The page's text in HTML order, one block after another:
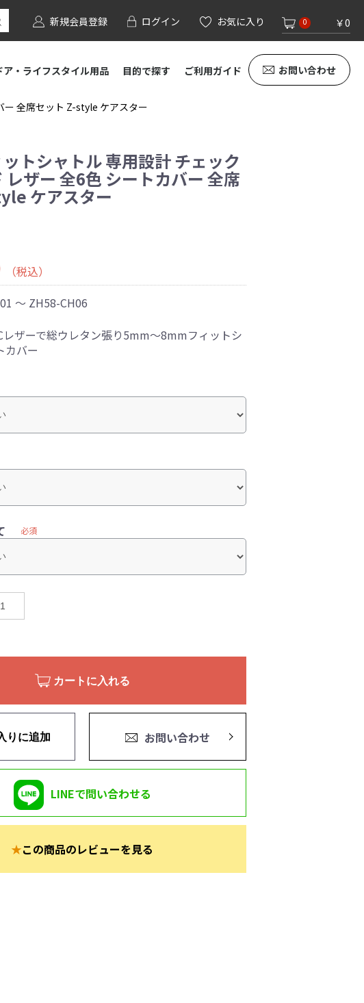
新規会員登録 ログイン お気に入り 0 ￥0
ア・ライフスタイル用品 目的で探す ご利用ガイド お問い合わせ
ー 全席セット Z-style ケアスター
トシャトル 専用設計 チェック
レザー 全6色 シートカバー 全席
ケアスター
（税込）
～ ZH58-CH06
レザーで総ウレタン張り5mm～8mmフィットシ
カバー
必須
カートに入れる
りに追加 お問い合わせ
LINEで問い合わせる
★この商品のレビューを見る